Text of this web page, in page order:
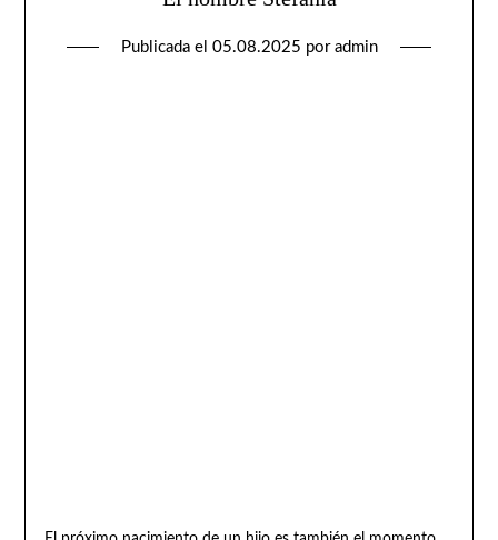
Publicada el 05.08.2025 por admin